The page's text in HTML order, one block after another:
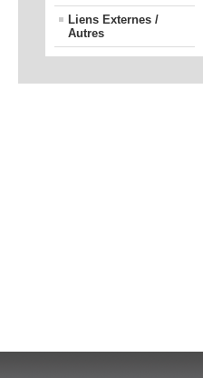
Liens Externes /
Autres